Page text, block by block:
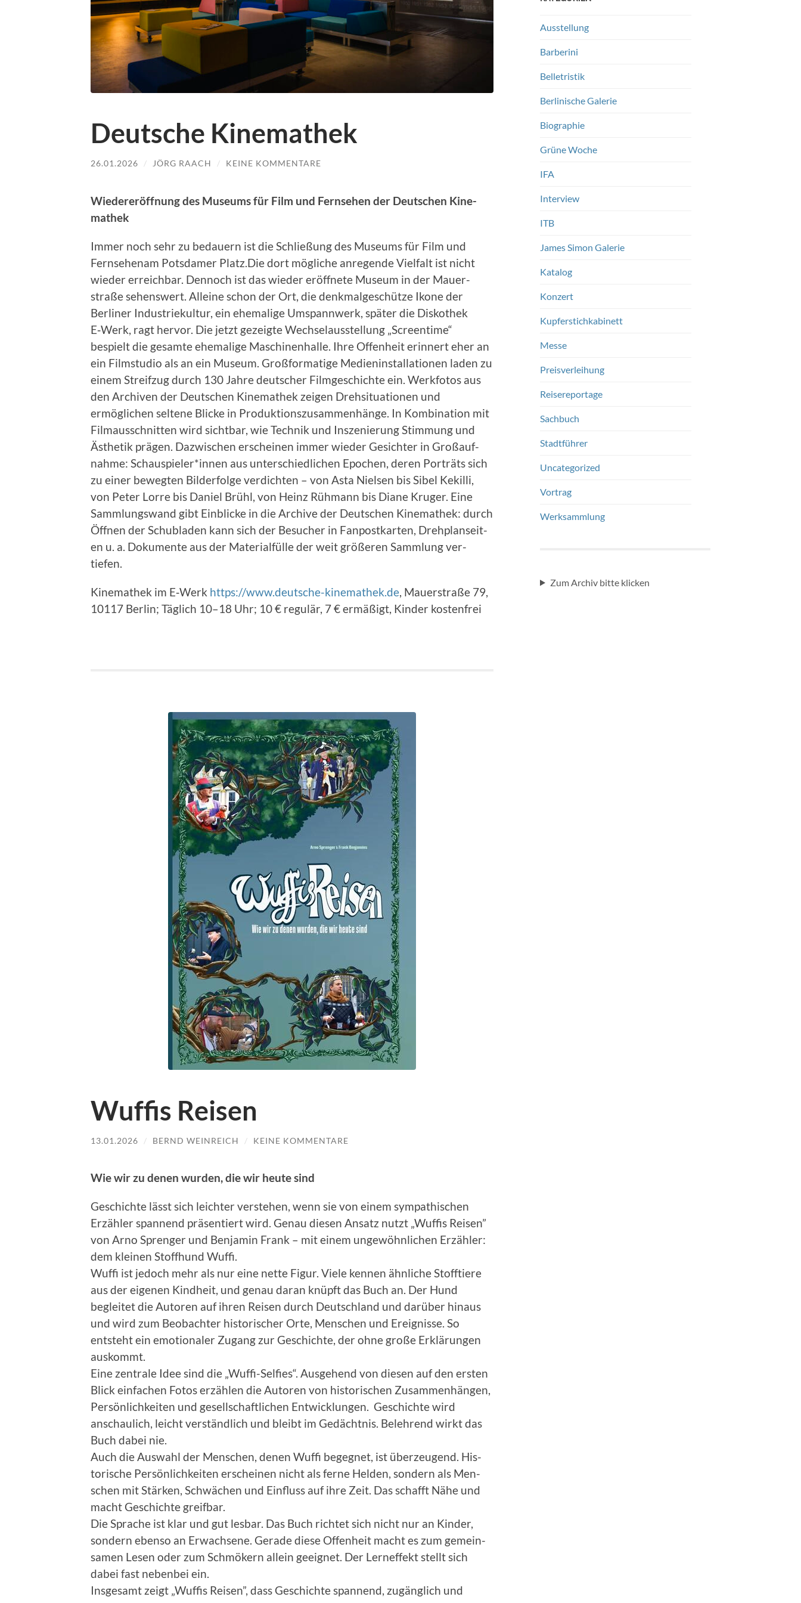
Deutsche Kinemathek
26.01.2026 / JÖRG RAACH / KEINE KOMMENTARE
Wieder­eröff­nung des Muse­ums für Film und Fernse­hen der Deutschen Kine­
math­ek
Immer noch sehr zu bedauern ist die Schließung des Muse­ums für Film und
Fernse­henam Pots­damer Platz.Die dort mögliche anre­gende Vielfalt ist nicht
wieder erre­ich­bar. Den­noch ist das wieder eröffnete Muse­um in der Mauer­
straße sehenswert. Alleine schon der Ort, die denkmalgeschütze Ikone der
Berlin­er Indus­triekul­tur, ein ehe­ma­lige Umspan­nwerk, später die Diskothek
E‑Werk, ragt her­vor. Die jet­zt gezeigte Wech­se­lausstel­lung „Screen­time“
bespielt die gesamte ehe­ma­lige Maschi­nen­halle. Ihre Offen­heit erin­nert eher an
ein Film­stu­dio als an ein Muse­um. Groß­for­matige Medi­enin­stal­la­tio­nen laden zu
einem Streifzug durch 130 Jahre deutsch­er Filmgeschichte ein. Werk­fo­tos aus
den Archiv­en der Deutschen Kine­math­ek zeigen Drehsi­t­u­a­tio­nen und
ermöglichen sel­tene Blicke in Pro­duk­tion­szusam­men­hänge. In Kom­bi­na­tion mit
Fil­mauss­chnit­ten wird sicht­bar, wie Tech­nik und Insze­nierung Stim­mung und
Ästhetik prä­gen. Dazwis­chen erscheinen immer wieder Gesichter in Großauf­
nahme: Schauspieler*innen aus unter­schiedlichen Epochen, deren Porträts sich
zu ein­er bewegten Bilder­folge verdicht­en – von Asta Nielsen bis Sibel Kekil­li,
von Peter Lorre bis Daniel Brühl, von Heinz Rüh­mann bis Diane Kruger. Eine
Samm­lungswand gibt Ein­blicke in die Archive der Deutschen Kine­math­ek: durch
Öff­nen der Schubladen kann sich der Besuch­er in Fan­postkarten, Dreh­plan­seit­
en u. a. Doku­mente aus der Mate­ri­alfülle der weit größeren Samm­lung ver­
tiefen.
Kine­math­ek im E‑Werk https://www.deutsche-kinemathek.de, Mauer­straße 79,
10117 Berlin; Täglich 10–18 Uhr; 10 € reg­ulär, 7 € ermäßigt, Kinder kosten­frei
Wuffis Reisen
13.01.2026 / BERND WEINREICH / KEINE KOMMENTARE
Wie wir zu denen wur­den, die wir heute sind
Geschichte lässt sich leichter ver­ste­hen, wenn sie von einem sym­pa­this­chen
Erzäh­ler span­nend präsen­tiert wird. Genau diesen Ansatz nutzt „Wuff­is Reisen”
von Arno Sprenger und Ben­jamin Frank – mit einem ungewöhn­lichen Erzäh­ler:
dem kleinen Stoffhund Wuf­fi.
Wuf­fi ist jedoch mehr als nur eine nette Fig­ur. Viele ken­nen ähn­liche Stofftiere
aus der eige­nen Kind­heit, und genau daran knüpft das Buch an. Der Hund
begleit­et die Autoren auf ihren Reisen durch Deutsch­land und darüber hin­aus
und wird zum Beobachter his­torisch­er Orte, Men­schen und Ereignisse. So
entste­ht ein emo­tionaler Zugang zur Geschichte, der ohne große Erk­lärun­gen
auskommt.
Eine zen­trale Idee sind die „Wuf­fi-Self­ies“. Aus­ge­hend von diesen auf den ersten
Blick ein­fachen Fotos erzählen die Autoren von his­torischen Zusam­men­hän­gen,
Per­sön­lichkeit­en und gesellschaftlichen Entwick­lun­gen. Geschichte wird
anschaulich, leicht ver­ständlich und bleibt im Gedächt­nis. Belehrend wirkt das
Buch dabei nie.
Auch die Auswahl der Men­schen, denen Wuf­fi begeg­net, ist überzeu­gend. His­
torische Per­sön­lichkeit­en erscheinen nicht als ferne Helden, son­dern als Men­
schen mit Stärken, Schwächen und Ein­fluss auf ihre Zeit. Das schafft Nähe und
macht Geschichte greif­bar.
Die Sprache ist klar und gut les­bar. Das Buch richtet sich nicht nur an Kinder,
son­dern eben­so an Erwach­sene. Ger­ade diese Offen­heit macht es zum gemein­
samen Lesen oder zum Schmök­ern allein geeignet. Der Lern­ef­fekt stellt sich
dabei fast neben­bei ein.
Ins­ge­samt zeigt „Wuff­is Reisen”, dass Geschichte span­nend, zugänglich und
Ausstellung
Barberini
Belletristik
Berlinische Galerie
Biographie
Grüne Woche
IFA
Interview
ITB
James Simon Galerie
Katalog
Konzert
Kupferstichkabinett
Messe
Preisverleihung
Reisereportage
Sachbuch
Stadtführer
Uncategorized
Vortrag
Werksammlung
Zum Archiv bitte klicken